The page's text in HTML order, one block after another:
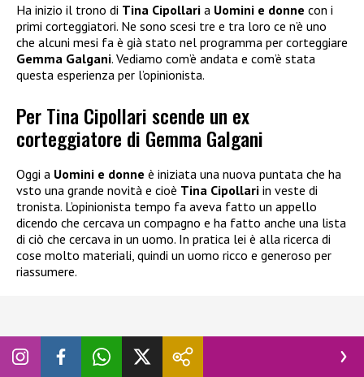
Ha inizio il trono di Tina Cipollari a Uomini e donne con i
primi corteggiatori. Ne sono scesi tre e tra loro ce n’è uno
che alcuni mesi fa è già stato nel programma per corteggiare
Gemma Galgani. Vediamo com’è andata e com’è stata
questa esperienza per l’opinionista.
Per Tina Cipollari scende un ex
corteggiatore di Gemma Galgani
Oggi a Uomini e donne è iniziata una nuova puntata che ha
vsto una grande novità e cioè Tina Cipollari in veste di
tronista. L’opinionista tempo fa aveva fatto un appello
dicendo che cercava un compagno e ha fatto anche una lista
di ciò che cercava in un uomo. In pratica lei è alla ricerca di
cose molto materiali, quindi un uomo ricco e generoso per
riassumere.